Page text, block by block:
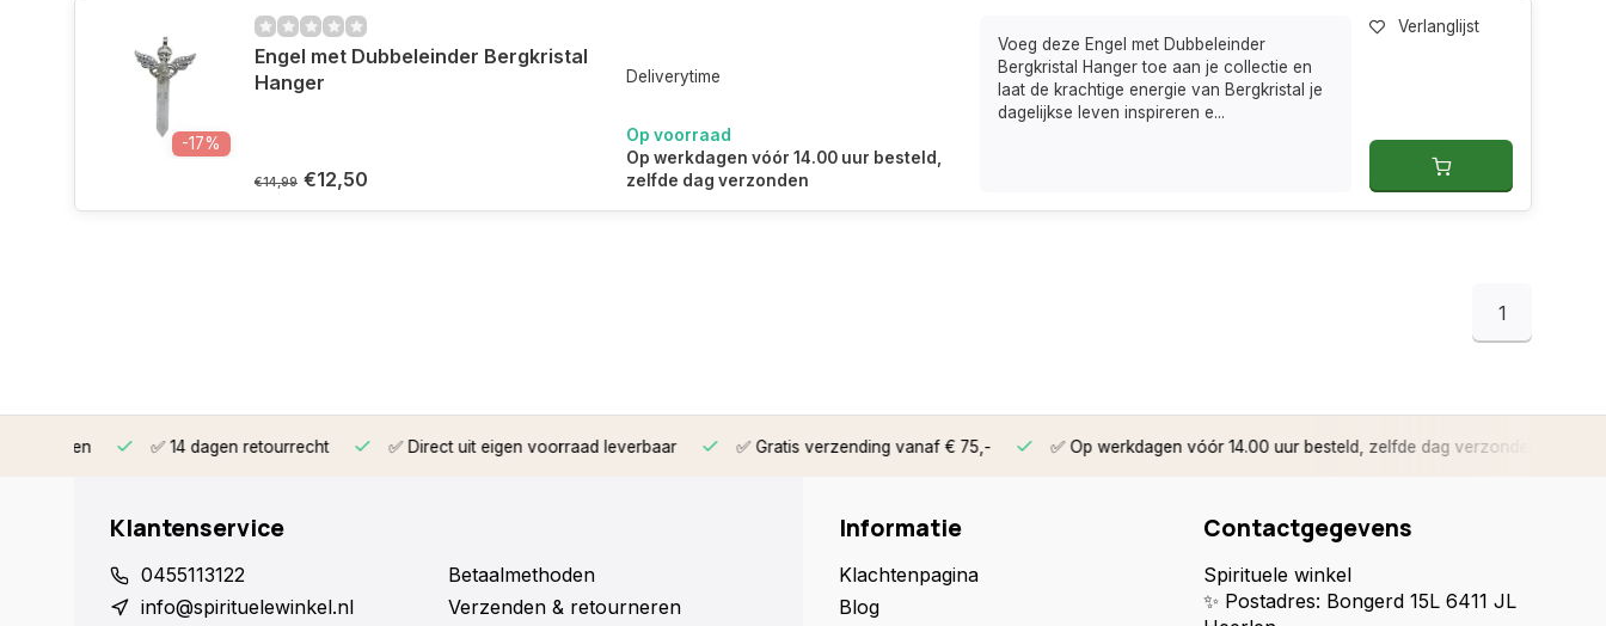
-17%
Engel met Dubbeleinder Bergkristal
Hanger
€14,99 €12,50
Deliverytime
Op voorraad
Op werkdagen vóór 14.00 uur besteld,
zelfde dag verzonden
Voeg deze Engel met Dubbeleinder
Bergkristal Hanger toe aan je collectie en
laat de krachtige energie van Bergkristal je
dagelijkse leven inspireren e...
Verlanglijst
1
✅ 14 dagen retourrecht ✅ Direct uit eigen voorraad leverbaar ✅ Gratis verzending vanaf € 75,- ✅ Op werkdagen vóór 14.00 uur besteld, zelfde dag verzonden
Klantenservice
0455113122
info@spirituelewinkel.nl
Betaalmethoden
Verzenden & retourneren
Informatie
Klachtenpagina
Blog
Contactgegevens
Spirituele winkel
✨ Postadres: Bongerd 15L 6411 JL